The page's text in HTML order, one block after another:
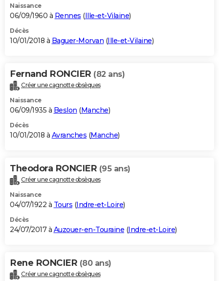
Naissance
06/09/1960 à Rennes (Ille-et-Vilaine)
Décès
10/01/2018 à Baguer-Morvan (Ille-et-Vilaine)
Fernand RONCIER (82 ans)
Créer une cagnotte obsèques
Naissance
06/09/1935 à Beslon (Manche)
Décès
10/01/2018 à Avranches (Manche)
Theodora RONCIER (95 ans)
Créer une cagnotte obsèques
Naissance
04/07/1922 à Tours (Indre-et-Loire)
Décès
24/07/2017 à Auzouer-en-Touraine (Indre-et-Loire)
Rene RONCIER (80 ans)
Créer une cagnotte obsèques